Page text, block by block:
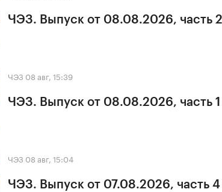
ЧЭЗ. Выпуск от 08.08.2026, часть 2
ЧЭЗ 08 авг, 15:39
ЧЭЗ. Выпуск от 08.08.2026, часть 1
ЧЭЗ 08 авг, 15:04
ЧЭЗ. Выпуск от 07.08.2026, часть 4